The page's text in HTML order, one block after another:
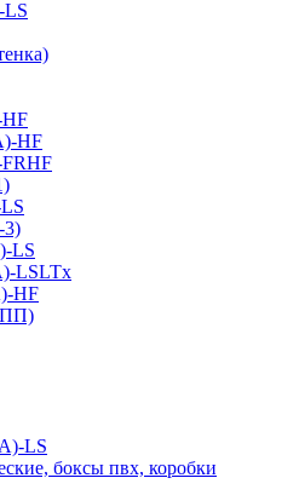
HF
LS
LSLTx
HF
LS
боксы пвх, коробки